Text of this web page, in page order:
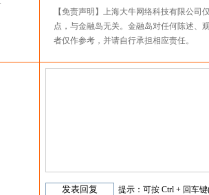
【免责声明】上海大牛网络科技有限公
点，与金融岛无关。金融岛对任何陈述、
者仅作参考，并请自行承担相应责任。
提示：可按 Ctrl + 回车